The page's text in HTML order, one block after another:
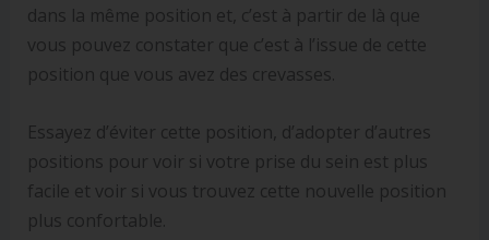
dans la même position et, c’est à partir de là que
vous pouvez constater que c’est à l’issue de cette
position que vous avez des crevasses.
Essayez d’éviter cette position, d’adopter d’autres
positions pour voir si votre prise du sein est plus
facile et voir si vous trouvez cette nouvelle position
plus confortable.